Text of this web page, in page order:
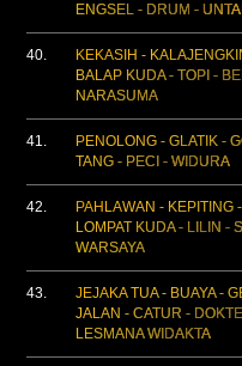
ENGSEL - DRUM -
40.
KEKASIH -
BALAP KUDA - TOPI -
NARASUMA
41.
PENOLONG - GLATIK -
TANG - PECI - WIDURA
42.
PAHLAWAN - KEPITING -
LOMPAT KUDA - LILIN -
WARSAYA
43.
JEJAKA TUA - BUAYA -
JALAN - CATUR -
LESMANA WIDAKTA